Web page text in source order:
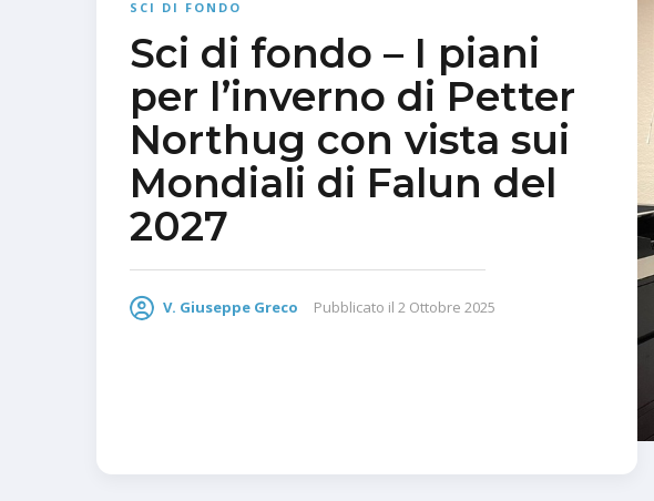
SCI DI FONDO
Sci di fondo – I piani
per l’inverno di Petter
Northug con vista sui
Mondiali di Falun del
2027
V. Giuseppe Greco Pubblicato il 2 Ottobre 2025